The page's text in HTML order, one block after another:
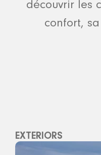
découvrir les
confort,
EXTERIORS